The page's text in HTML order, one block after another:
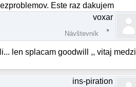
Este raz dakujem
voxar
Návštevník
len splacam goodwill ,, vitaj medzi
ins-piration